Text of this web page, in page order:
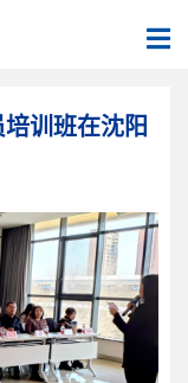
培训班在沈阳